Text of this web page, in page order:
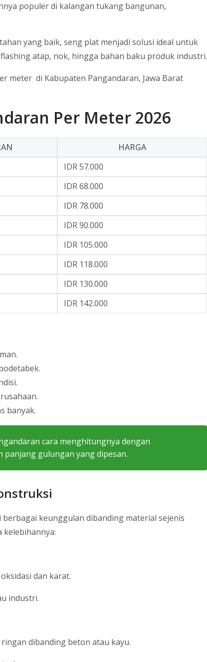
populer di kalangan tukang bangunan,
yang baik, seng plat menjadi solusi ideal untuk
atap, nok, hingga bahan baku produk industri.
meter di Kabupaten Pangandaran, Jawa Barat
Per Meter 2026
HARGA
IDR 57.000
IDR 68.000
IDR 78.000
IDR 90.000
IDR 105.000
IDR 118.000
IDR 130.000
IDR 142.000
banyak.
cara menghitungnya dengan
gulungan yang dipesan.
keunggulan dibanding material sejenis
kelebihannya:
dan karat.
industri.
dibanding beton atau kayu.